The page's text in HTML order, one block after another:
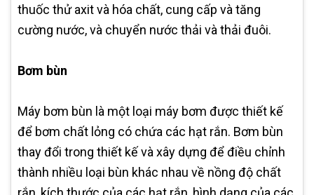
thuốc thử axit và hóa chất, cung cấp và tăng
cường nước, và chuyển nước thải và thải đuôi.
Bơm bùn
Máy bơm bùn là một loại máy bơm được thiết kế
để bơm chất lỏng có chứa các hạt rắn. Bơm bùn
thay đổi trong thiết kế và xây dựng để điều chỉnh
thành nhiều loại bùn khác nhau về nồng độ chất